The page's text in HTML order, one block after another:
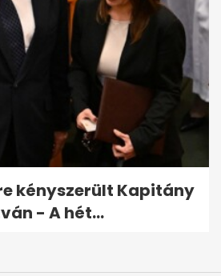
kényszerült Kapitány
- A hét...